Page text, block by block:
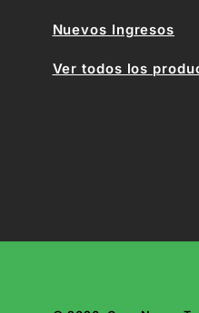
Nuevos Ingresos
Ver todos los